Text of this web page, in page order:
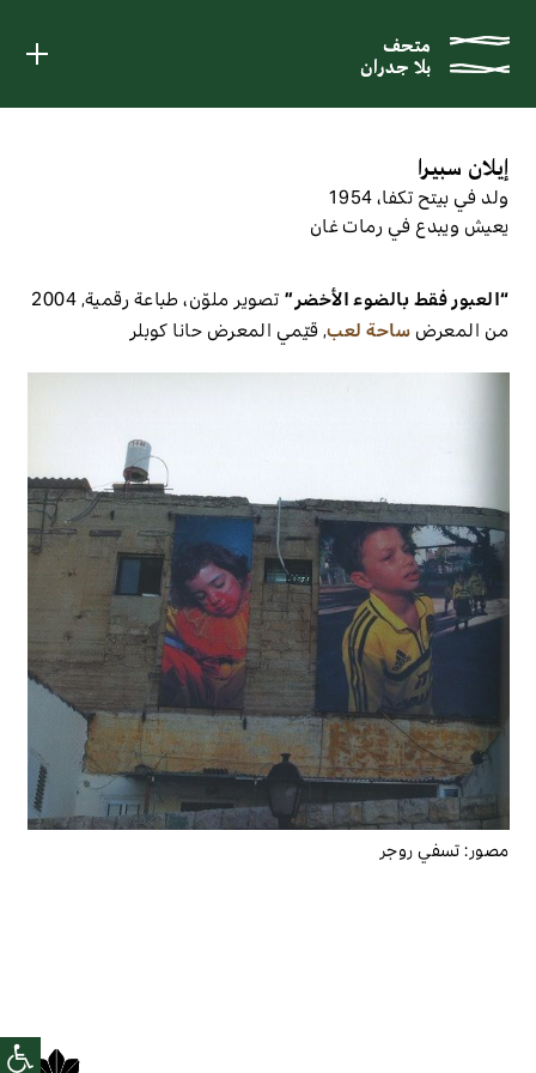
متحف
بلا جدران
متحف
بلا جدران
إيلان سبيرا
ولد في بيتح تكفا، 1954
يعيش ويبدع في رمات غان
“العبور فقط بالضوء الأخضر”تصوير ملوّن، طباعة رقمية,
2004
من المعرضساحة لعب,قيّمي المعرضحانا كوبلر
مصور:تسفي روجر